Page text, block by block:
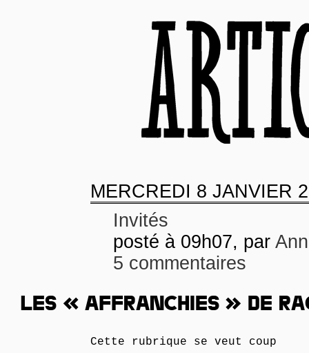
MERCREDI 8 JANVIER
Invités
posté à 09h07, par
5 commentaires
LES « AFFRANCHIES » DE
Cette rubrique se veut coup